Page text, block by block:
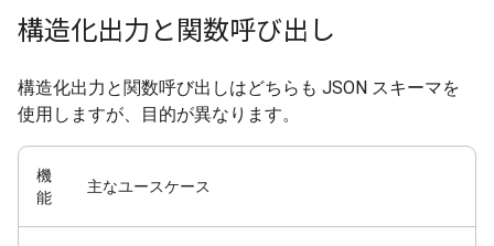
構造化出力と関数呼び出し
構造化出力と関数呼び出しはどちらも JSON スキーマを
使用しますが、目的が異なります。
機
能
主なユースケース